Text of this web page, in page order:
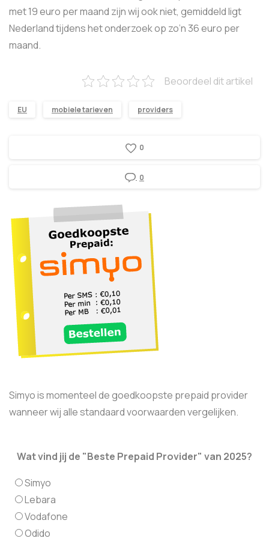
met 19 euro per maand zijn wij ook niet, gemiddeld ligt
Nederland tijdens het onderzoek op zo’n 36 euro per
maand.
Beoordeel dit artikel
EU mobiele tarieven providers
0
0
Simyo is momenteel de goedkoopste prepaid provider
wanneer wij alle standaard voorwaarden vergelijken.
Wat vind jij de "Beste Prepaid Provider" van 2025?
Simyo
Lebara
Vodafone
Odido